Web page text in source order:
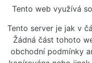
Tento web využívá
Tento server je jak v
Žádná část tohoto
obchodní podmínky